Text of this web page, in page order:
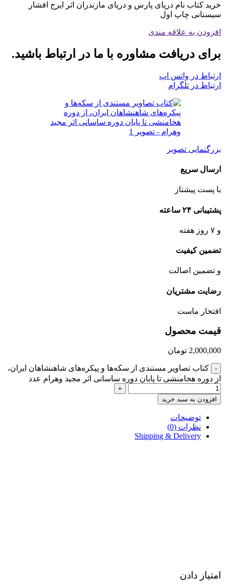
خرید کتاب نام دریای پارس و دریای مازندران اثر ایرج افشار
سیستانی چاپ اول
افزودن به علاقه مندی
برای دریافت مشاوره با ما در ارتباط باشید.
ارتباط در واتس اپ
ارتباط در تلگرام
بزرگنمایی تصویر
ارسال سریع
با پست پیشتاز
پشتیبانی ۲۴ ساعته
و ۷ روز هفته
تضمین کیفیت
و تضمین اصالت
رضایت مشتریان
افتخار ماست
قیمت محصول
2,000,000 تومان
-
کتاب تصاویر مستندی از سکه‌ها و پیکره‌های شاهنشاهان ایران،
از دوره هخامنشی تا پایان دوره ساسانی اثر مجید وهرام عدد
+
افزودن به سبد خرید
توضیحات
نظرات (0)
Shipping & Delivery
امتیاز دادن